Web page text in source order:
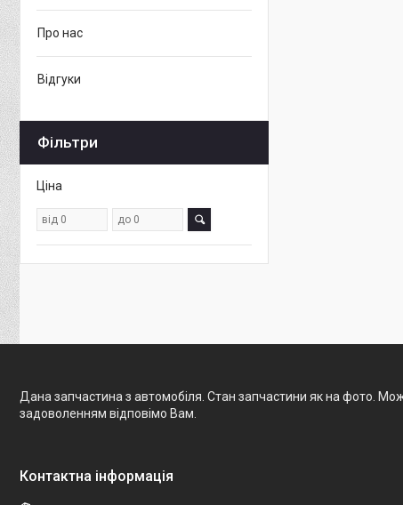
Про нас
Відгуки
Фільтри
Ціна
Дана запчастина з автомобіля. Стан запчастини як на фото.
задоволенням відповімо Вам.